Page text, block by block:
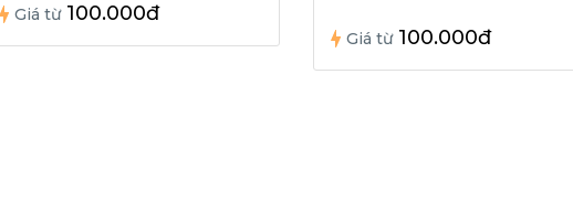
Giá từ 100.000đ
Giá từ 100.000đ